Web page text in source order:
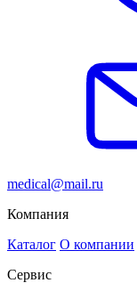
medical@mail.ru
Компания
Каталог О компании
Сервис